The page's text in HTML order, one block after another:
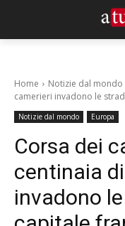
Home Notizie dal mondo
camerieri invadono le
Notizie dal mondo Europa
Corsa dei
centinaia
invadono